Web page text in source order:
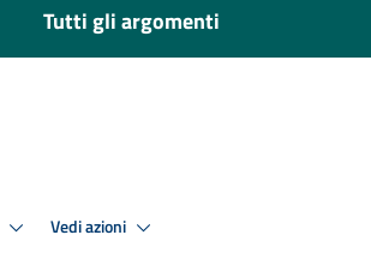
Tutti gli argomenti
Vedi azioni